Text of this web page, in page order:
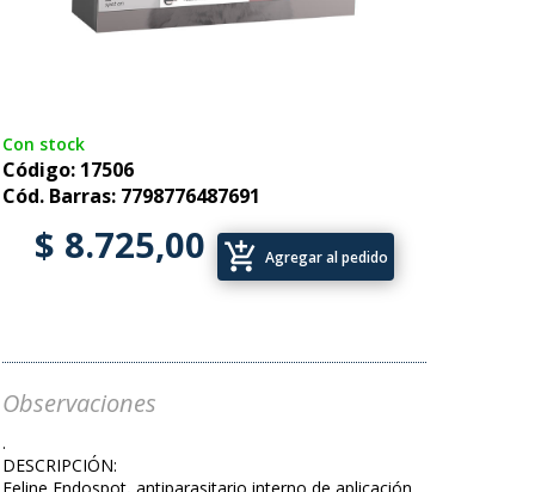
Con stock
Código: 17506
Cód. Barras: 7798776487691
$ 8.725,00 add_shopping_cart Agregar al pedido
Observaciones
.
DESCRIPCIÓN: